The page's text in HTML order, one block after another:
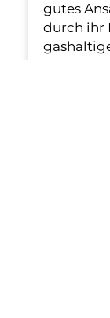
gutes
durch ihr